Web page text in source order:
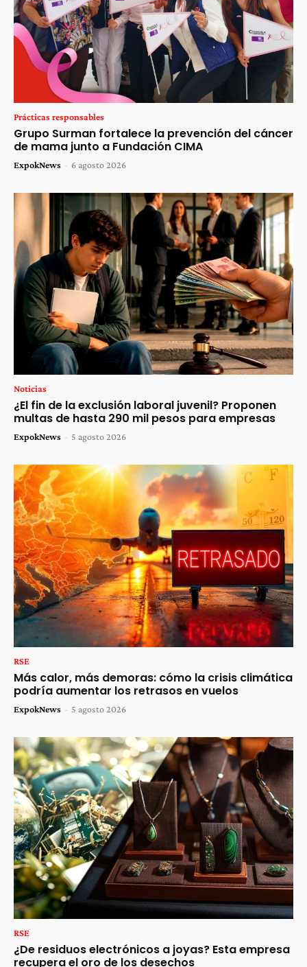
Prácticas responsables
Grupo Surman fortalece la prevención del cáncer
de mama junto a Fundación CIMA
ExpokNews - 6 agosto 2026
Noticias
¿El fin de la exclusión laboral juvenil? Proponen
multas de hasta 290 mil pesos para empresas
ExpokNews - 5 agosto 2026
RSE
Más calor, más demoras: cómo la crisis climática
podría aumentar los retrasos en vuelos
ExpokNews - 5 agosto 2026
RSE
¿De residuos electrónicos a joyas? Esta empresa
recupera el oro de los desechos